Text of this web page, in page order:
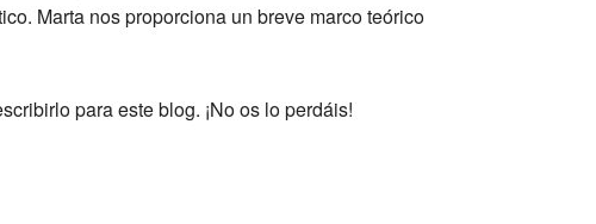
Marta nos proporciona un breve marco teórico
para este blog. ¡No os lo perdáis!